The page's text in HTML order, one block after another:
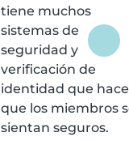
tiene muchos
sistemas de
seguridad y
verificación de
identidad que
que los miembros
sientan seguros.